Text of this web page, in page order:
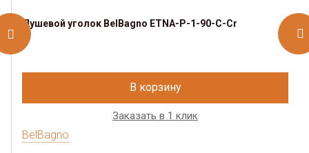
Душевой уголок BelBagno ETNA-P-1-90-C-Cr
В корзину
Заказать в 1 клик
BelBagno